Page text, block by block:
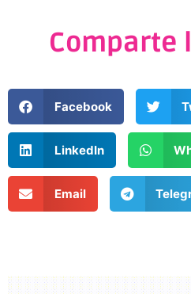
Comparte
Facebook
LinkedIn
Email